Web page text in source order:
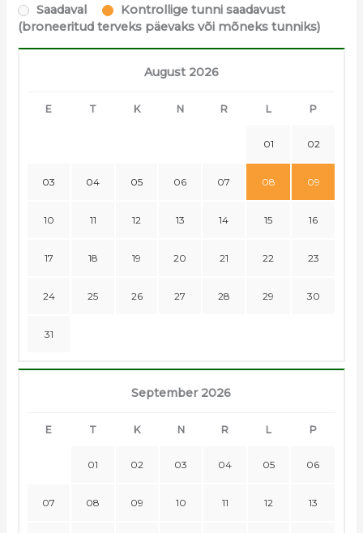
Saadaval
Kontrollige tunni saadavust
(broneeritud terveks päevaks või mõneks tunniks)
August 2026
E T K N R L P
01 02
03 04 05 06 07 08 09
10 11 12 13 14 15 16
17 18 19 20 21 22 23
24 25 26 27 28 29 30
31
September 2026
E T K N R L P
01 02 03 04 05 06
07 08 09 10 11 12 13